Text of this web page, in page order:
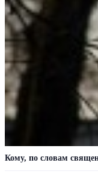
Кому, по словам